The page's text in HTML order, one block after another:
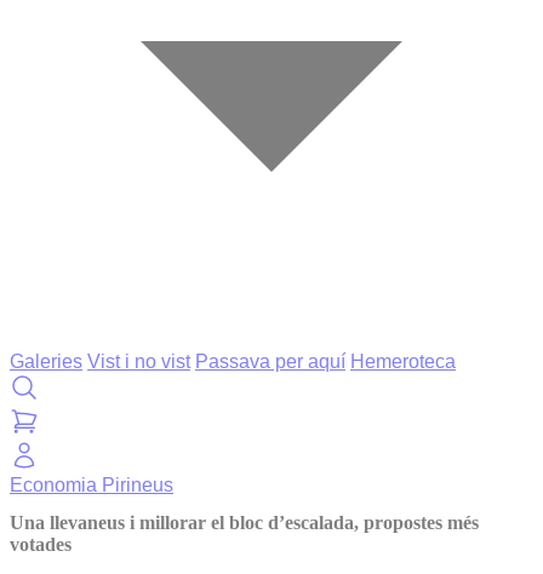
Galeries Vist i no vist Passava per aquí Hemeroteca
Economia Pirineus
Una llevaneus i millorar el bloc d’escalada, propostes més
votades